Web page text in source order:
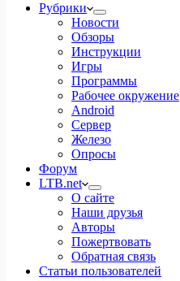
Рубрики
Новости
Обзоры
Инструкции
Игры
Программы
Рабочее окружение
Android
Сервер
Железо
Опросы
Форум
LTB.net
О сайте
Наши друзья
Авторы
Пожертвовать
Обратная связь
Статьи пользователей